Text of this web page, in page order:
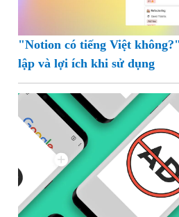
"Notion có tiếng Việt
lập và lợi ích khi sử dụng